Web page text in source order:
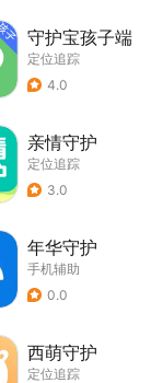
守护宝孩子端
定位追踪
4.0
亲情守护
定位追踪
3.0
年华守护
手机辅助
0.0
西萌守护
定位追踪